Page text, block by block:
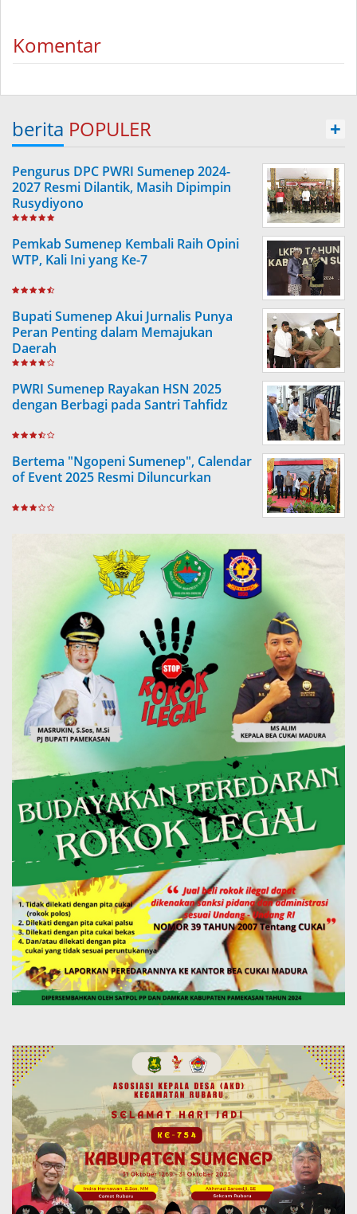
Komentar
berita POPULER +
Pengurus DPC PWRI Sumenep 2024-
2027 Resmi Dilantik, Masih Dipimpin
Rusydiyono
Pemkab Sumenep Kembali Raih Opini
WTP, Kali Ini yang Ke-7
Bupati Sumenep Akui Jurnalis Punya
Peran Penting dalam Memajukan
Daerah
PWRI Sumenep Rayakan HSN 2025
dengan Berbagi pada Santri Tahfidz
Bertema "Ngopeni Sumenep", Calendar
of Event 2025 Resmi Diluncurkan